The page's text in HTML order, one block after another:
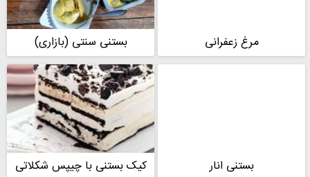
مرغ زعفرانی بستنی سنتی (بازاری)
بستنی انار کیک بستنی با چیپس شکلاتی